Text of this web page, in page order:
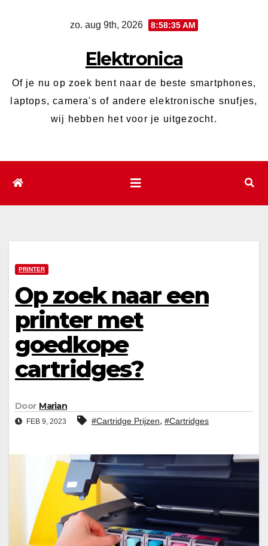
zo. aug 9th, 2026 8:58:36 AM
Elektronica
Of je nu op zoek bent naar de beste smartphones,
laptops, camera's of andere elektronische snufjes,
wij hebben het voor je uitgezocht.
PRINTER
Op zoek naar een
printer met
goedkope
cartridges?
Door Marian
FEB 9, 2023 #Cartridge Prijzen, #Cartridges